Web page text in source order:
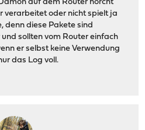
auf dem Router horcht
verarbeitet oder nicht spielt ja
denn diese Pakete sind
sollten vom Router einfach
er selbst keine Verwendung
das Log voll.